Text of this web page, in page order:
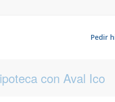
Pedir
con Aval Ico